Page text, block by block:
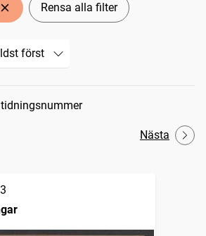
Rensa alla filter
Nästa